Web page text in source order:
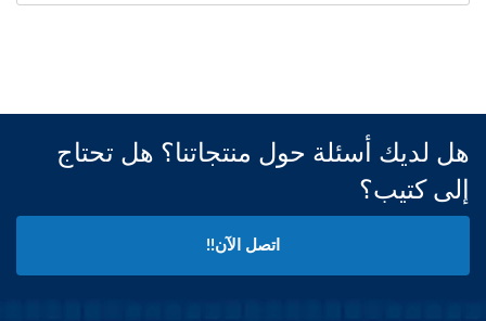
هل لديك أسئلة حول منتجاتنا؟ هل تحتاج
إلى كتيب؟
اتصل الآن!!